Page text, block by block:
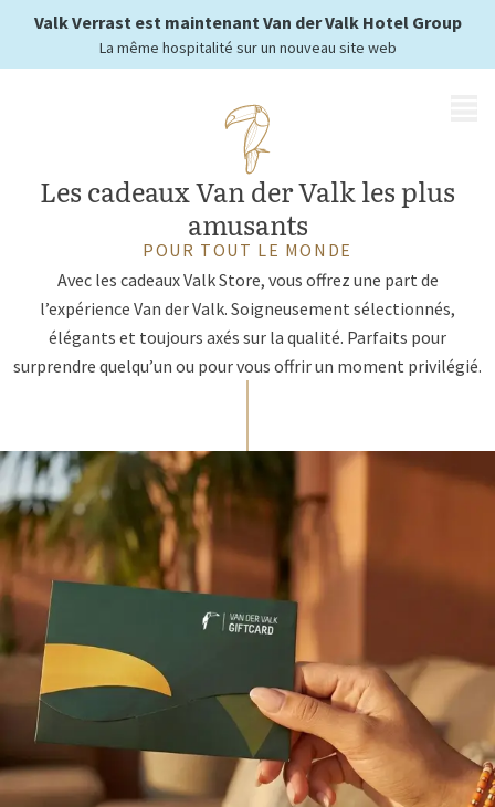
Valk Verrast est maintenant Van der Valk Hotel Group
La même hospitalité sur un nouveau site web
toujours plaisir
Les cadeaux Van der Valk les plus
amusants
POUR TOUT LE MONDE
Avec les cadeaux Valk Store, vous offrez une part de
l’expérience Van der Valk. Soigneusement sélectionnés,
élégants et toujours axés sur la qualité. Parfaits pour
surprendre quelqu’un ou pour vous offrir un moment privilégié.